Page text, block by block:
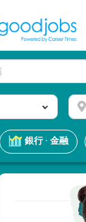
銀行 · 金融